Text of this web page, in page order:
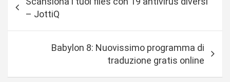
a
– JottiQ
Babylon 8: Nuovissimo programma di
traduzione gratis online